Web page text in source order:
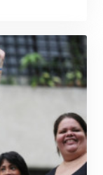
la región.